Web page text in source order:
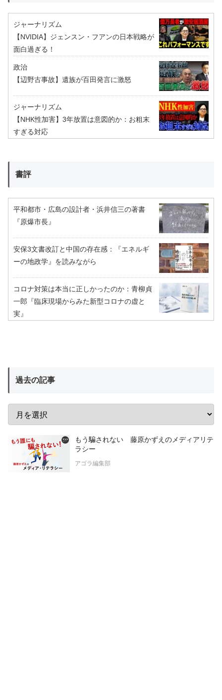
ジャーナリズム
【NVIDIA】ジェンスン・フアンの日本戦略が
面白過ぎる！
政治
【辺野古事故】遺族が百田発言に激怒
ジャーナリズム
【NHK性加害】3年放置は意図的か：お粗末
すぎる対応
書評
平和都市・広島の設計者・浜井信三の著書
『原爆市長』
安保3文書改訂と中国の存在感：『エネルギ
ーの地政学』を読みながら
コロナ対策は本当に正しかったのか：青柳貞
一郎『臨床現場からみた新型コロナの虚と
実』
過去の記事
もう騙されない 藤原かずえのメディアリテ
ラシー
アゴラ編集部